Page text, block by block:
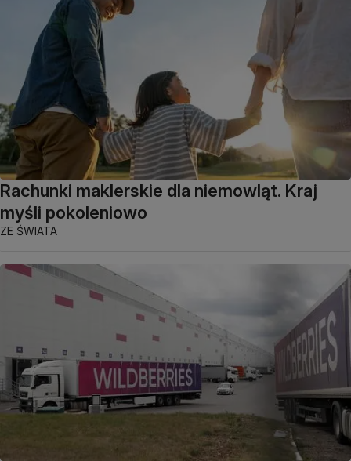
Rachunki maklerskie dla niemowląt. Kraj
myśli pokoleniowo
ZE ŚWIATA